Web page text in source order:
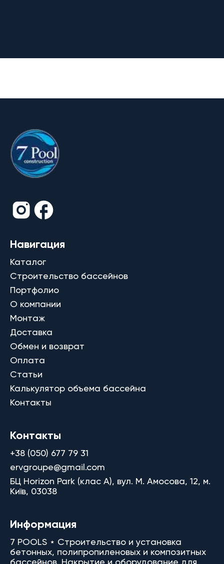
Навигация
Каталог
Строительство бассейнов
Портфолио
О компании
Монтаж
Доставка
Обмен и возврат
Оплата
Статьи
Калькулятор объема бассейна
Контакты
Контакты
+38 (050) 677 79 31
ervgroupe@gmail.com
БЦ Horizon Park (клас A), вул. М. Амосова, 12, м.
Київ, 03038
Информация
7 POOLS ⋆ Строительство и установка
бетонных, полипропиленовых и композитных
бассейнов. Накрытие и оборудование для